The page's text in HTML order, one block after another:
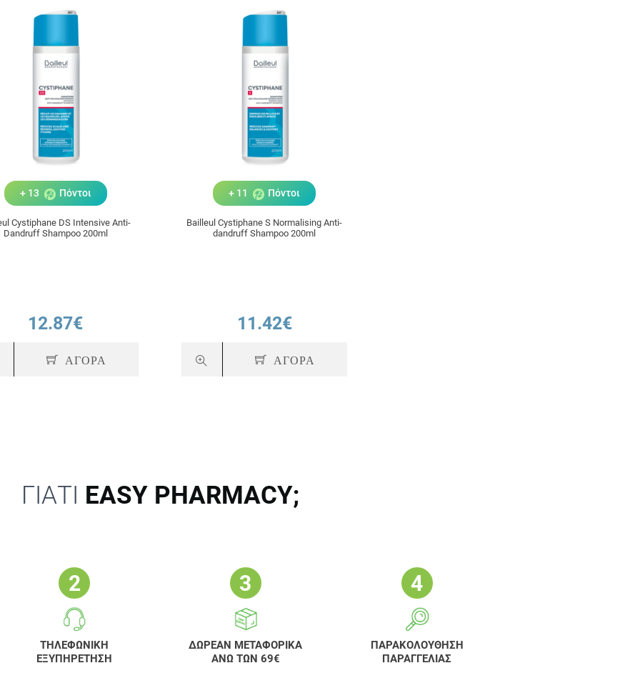
+ 13 Πόντοι
Cystiphane DS Intensive Anti-
Dandruff Shampoo 200ml
12.87€
ΑΓΟΡΑ
+ 11 Πόντοι
Bailleul Cystiphane S Normalising Anti-
dandruff Shampoo 200ml
11.42€
ΑΓΟΡΑ
ΓΙΑΤΙ EASY PHARMACY;
ΤΗΛΕΦΩΝΙΚΗ
ΕΞΥΠΗΡΕΤΗΣΗ
ΔΩΡΕΑΝ ΜΕΤΑΦΟΡΙΚΑ
ΑΝΩ ΤΩΝ 69€
ΠΑΡΑΚΟΛΟΥΘΗΣΗ
ΠΑΡΑΓΓΕΛΙΑΣ